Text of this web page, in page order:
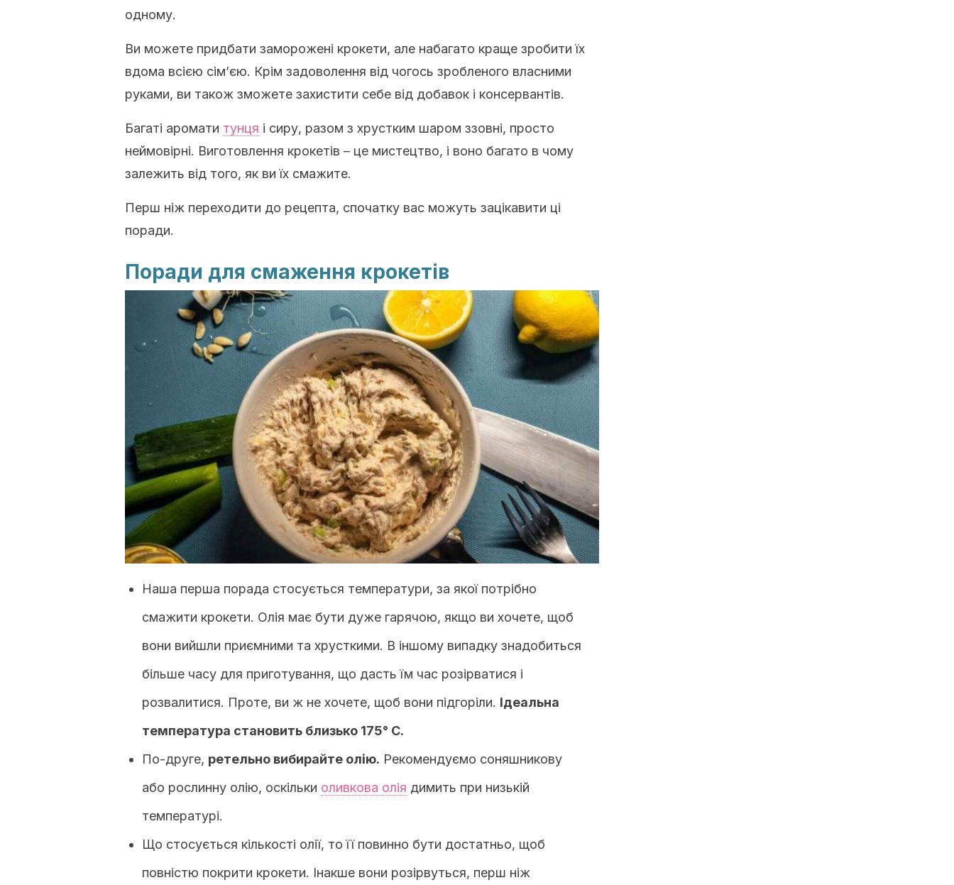
одному.
Ви можете придбати заморожені крокети, але набагато краще зробити їх
вдома всією сім’єю. Крім задоволення від чогось зробленого власними
руками, ви також зможете захистити себе від добавок і консервантів.
Багаті аромати тунця і сиру, разом з хрустким шаром ззовні, просто
неймовірні. Виготовлення крокетів – це мистецтво, і воно багато в чому
залежить від того, як ви їх смажите.
Перш ніж переходити до рецепта, спочатку вас можуть зацікавити ці
поради.
Поради для смаження крокетів
Наша перша порада стосується температури, за якої потрібно
смажити крокети. Олія має бути дуже гарячою, якщо ви хочете, щоб
вони вийшли приємними та хрусткими. В іншому випадку знадобиться
більше часу для приготування, що дасть їм час розірватися і
розвалитися. Проте, ви ж не хочете, щоб вони підгоріли. Ідеальна
температура становить близько 175° С.
По-друге, ретельно вибирайте олію. Рекомендуємо соняшникову
або рослинну олію, оскільки оливкова олія димить при низькій
температурі.
Що стосується кількості олії, то її повинно бути достатньо, щоб
повністю покрити крокети. Інакше вони розірвуться, перш ніж